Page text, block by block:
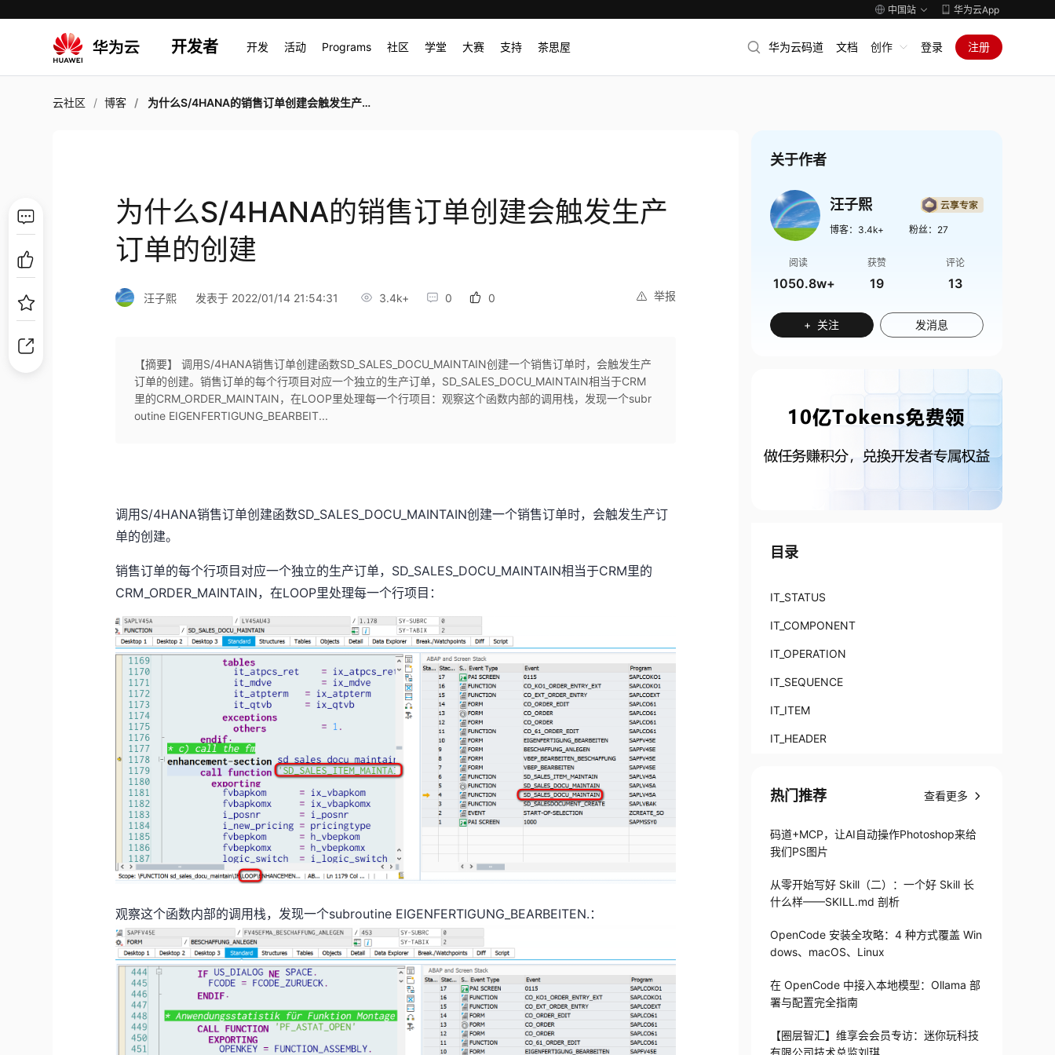
中国站 华为云App
开发者 开发 活动 Programs 社区 学堂 大赛 支持 茶思屋 华为云码道 文档 创作 登录 注册
云社区 博客 为什么S/4HANA的销售订单创建会触发生产订单的创建
为什么S/4HANA的销售订单创建会触发生产
订单的创建
举报
汪子熙 发表于 2022/01/14 21:54:31 3.4k+ 0 0
【摘要】 调用S/4HANA销售订单创建函数SD_SALES_DOCU_MAINTAIN创建一个销售订单时，会触发生产
订单的创建。销售订单的每个行项目对应一个独立的生产订单，SD_SALES_DOCU_MAINTAIN相当于CRM
里的CRM_ORDER_MAINTAIN，在LOOP里处理每一个行项目：观察这个函数内部的调用栈，发现一个subr
outine EIGENFERTIGUNG_BEARBEIT...
调用S/4HANA销售订单创建函数SD_SALES_DOCU_MAINTAIN创建一个销售订单时，会触发生产订
单的创建。
销售订单的每个行项目对应一个独立的生产订单，SD_SALES_DOCU_MAINTAIN相当于CRM里的
CRM_ORDER_MAINTAIN，在LOOP里处理每一个行项目：
观察这个函数内部的调用栈，发现一个subroutine EIGENFERTIGUNG_BEARBEITEN.：
关于作者
汪子熙
博客： 3.4k+ 粉丝： 27
阅读
1050.8w+
获赞
19
评论
13
+ 关注 发消息
目录
IT_STATUS
IT_COMPONENT
IT_OPERATION
IT_SEQUENCE
IT_ITEM
IT_HEADER
热门推荐 查看更多
码道+MCP，让AI自动操作Photoshop来给
我们PS图片
从零开始写好 Skill（二）：一个好 Skill 长
什么样——SKILL.md 剖析
OpenCode 安装全攻略：4 种方式覆盖 Win
dows、macOS、Linux
在 OpenCode 中接入本地模型：Ollama 部
署与配置完全指南
【圈层智汇】维享会会员专访：迷你玩科技
有限公司技术总监刘琪